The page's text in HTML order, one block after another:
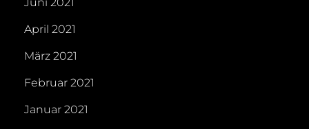
Juni 2021
April 2021
März 2021
Februar 2021
Januar 2021